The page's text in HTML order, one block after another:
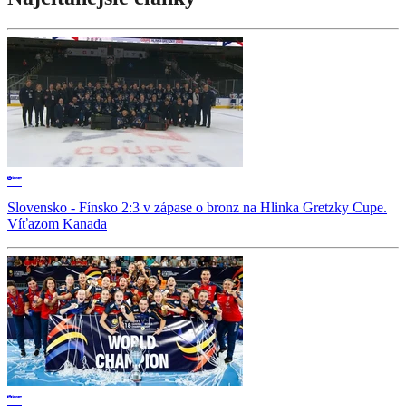
Slovensko - Fínsko 2:3 v zápase o bronz na Hlinka Gretzky Cupe.
Víťazom Kanada